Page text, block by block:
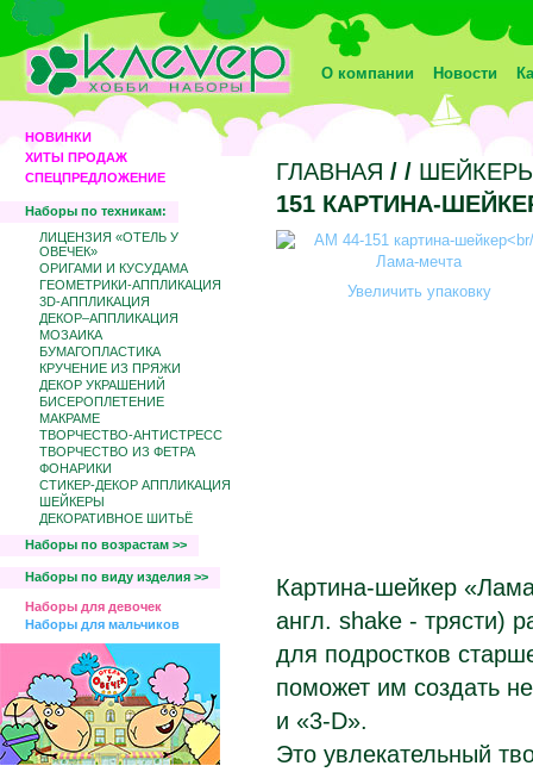
О компании Новости
НОВИНКИ
ХИТЫ ПРОДАЖ
СПЕЦПРЕДЛОЖЕНИЕ
Наборы по техникам:
ЛИЦЕНЗИЯ «ОТЕЛЬ У
ОВЕЧЕК»
ОРИГАМИ И КУСУДАМА
ГЕОМЕТРИКИ-АППЛИКАЦИЯ
3D-АППЛИКАЦИЯ
ДЕКОР–АППЛИКАЦИЯ
МОЗАИКА
БУМАГОПЛАСТИКА
КРУЧЕНИЕ ИЗ ПРЯЖИ
ДЕКОР УКРАШЕНИЙ
БИCЕРОПЛЕТЕНИЕ
МАКРАМЕ
ТВОРЧЕСТВО-АНТИСТРЕСС
ТВОРЧЕСТВО ИЗ ФЕТРА
ФОНАРИКИ
СТИКЕР-ДЕКОР АППЛИКАЦИЯ
ШЕЙКЕРЫ
ДЕКОРАТИВНОЕ ШИТЬЁ
Наборы по возрастам >>
Наборы по виду изделия >>
Наборы для девочек
Наборы для мальчиков
ГЛАВНАЯ / /
151 КАРТИНА-
Увеличить упаковку
Картина-шейкер
англ. shake - трясти)
для подростков
поможет им создать
и «3-D».
Это увлекательный